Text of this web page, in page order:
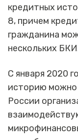
кредитных
8, причем
гражданина
нескольких
С января 2020
историю можно
России